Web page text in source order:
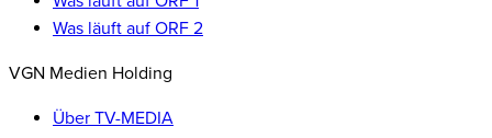
Was läuft auf ORF 2
VGN Medien Holding
Über TV-MEDIA